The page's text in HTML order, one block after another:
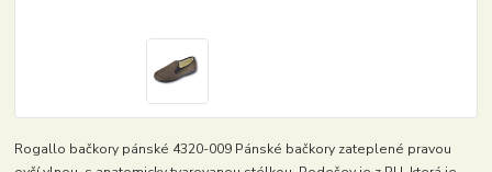
Rogallo bačkory pánské 4320-009 Pánské bačkory zateplené pravou